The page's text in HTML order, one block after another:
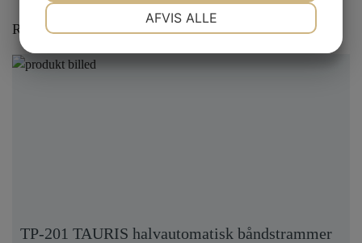
Relaterede varer
TP-201 TAURIS halvautomatisk båndstrammer
MARKETING
AFVIS ALLE